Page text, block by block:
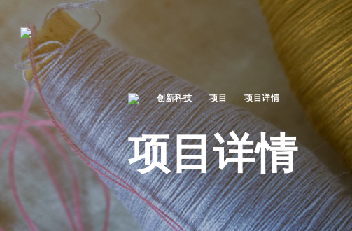
创新科技 项目 项目详情
项目详情